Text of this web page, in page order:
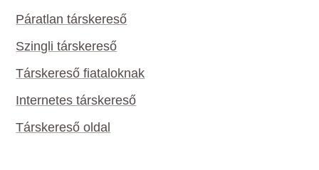
Páratlan társkereső
Szingli társkereső
Társkereső fiataloknak
Internetes társkereső
Társkereső oldal